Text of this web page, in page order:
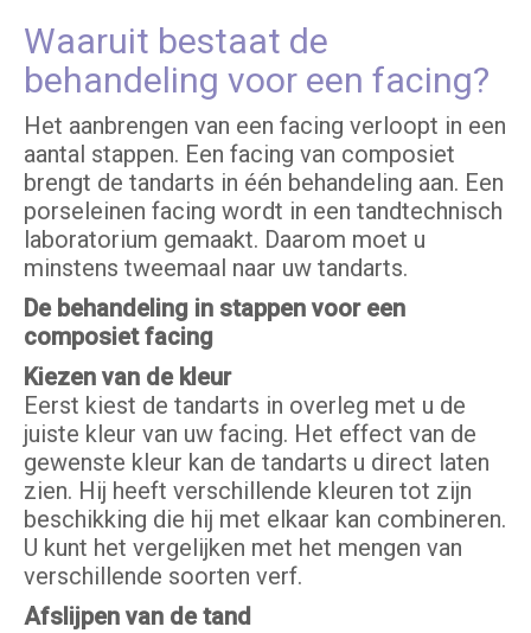
Waaruit bestaat de
behandeling voor een facing?
Het aanbrengen van een facing verloopt in een
aantal stappen. Een facing van composiet
brengt de tandarts in één behandeling aan. Een
porseleinen facing wordt in een tandtechnisch
laboratorium gemaakt. Daarom moet u
minstens tweemaal naar uw tandarts.
De behandeling in stappen voor een
composiet facing
Kiezen van de kleur
Eerst kiest de tandarts in overleg met u de
juiste kleur van uw facing. Het effect van de
gewenste kleur kan de tandarts u direct laten
zien. Hij heeft verschillende kleuren tot zijn
beschikking die hij met elkaar kan combineren.
U kunt het vergelijken met het mengen van
verschillende soorten verf.
Afslijpen van de tand